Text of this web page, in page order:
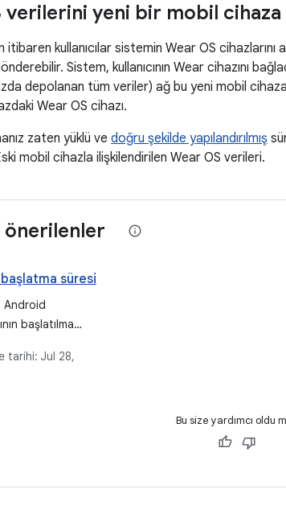
verilerini yeni bir mobil cihaza
kullanıcılar sistemin Wear OS
Sistem, kullanıcının Wear cihazını
depolanan tüm veriler) ağ bu yeni mobil cihaza
Wear OS cihazı.
zaten yüklü ve doğru şekilde yapılandırılmış
mobil cihazla ilişkilendirilen Wear OS verileri.
önerilenler
süresi
Android
başlatılma
bilgiler
tarihi: Jul 28,
Bu size yardımcı oldu